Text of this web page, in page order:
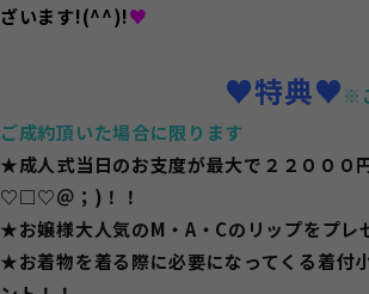
ざいます!(^^)!♥
♥特典♥※
ご成約頂いた場合に限ります
★成人式当日のお支度が最大で２２０００
♡□♡＠；)！！
★お嬢様大人気のM・A・Cのリップをプレ
★お着物を着る際に必要になってくる着付